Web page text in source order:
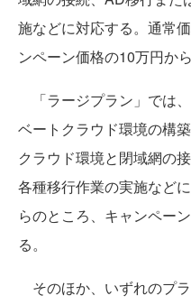
施などに対応する。通常
ンペーン価格の10万円か
「ラージプラン」では
ベートクラウド環境の構
クラウド環境と閉域網の
各種移行作業の実施など
らのところ、キャンペー
る。
そのほか、いずれのプ